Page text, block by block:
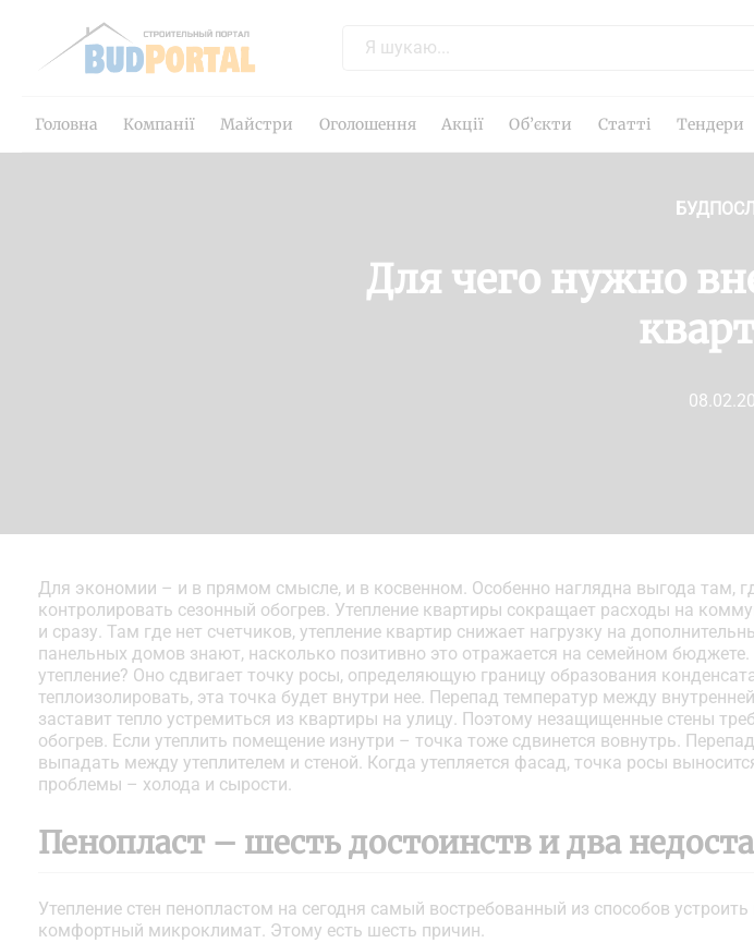
Головна Компанії Майстри Оголошення Акції Об’єкти Статті Тендери
Для чего нужно
Для экономии – и в прямом смысле, и в косвенном. Особенно наглядна выгода там,
контролировать сезонный обогрев. Утепление квартиры сокращает расходы на
и сразу. Там где нет счетчиков, утепление квартир снижает нагрузку на
панельных домов знают, насколько позитивно это отражается на семейном
утепление? Оно сдвигает точку росы, определяющую границу образования
теплоизолировать, эта точка будет внутри нее. Перепад температур между
заставит тепло устремиться из квартиры на улицу. Поэтому незащищенные стены
обогрев. Если утеплить помещение изнутри – точка тоже сдвинется вовнутрь.
выпадать между утеплителем и стеной. Когда утепляется фасад, точка росы
проблемы – холода и сырости.
Пенопласт – шесть достоинств и два
Утепление стен пенопластом на сегодня самый востребованный из способов
комфортный микроклимат. Этому есть шесть причин.